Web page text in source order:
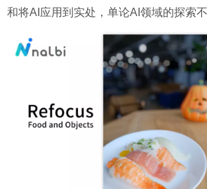
和将AI应用到实处，单论AI领域的探索不